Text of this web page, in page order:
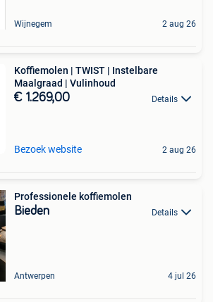
Wijnegem 2 aug 26
Koffiemolen | TWIST | Instelbare
Maalgraad | Vulinhoud
€ 1.269,00 Details
Bezoek website 2 aug 26
Professionele koffiemolen
Bieden Details
Antwerpen 4 jul 26